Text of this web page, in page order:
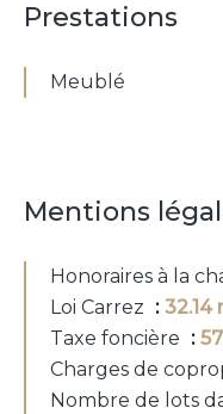
Prestations
Meublé
Mentions
Honoraires à la
Loi Carrez
32.14
Taxe foncière
Charges de
Nombre de lots